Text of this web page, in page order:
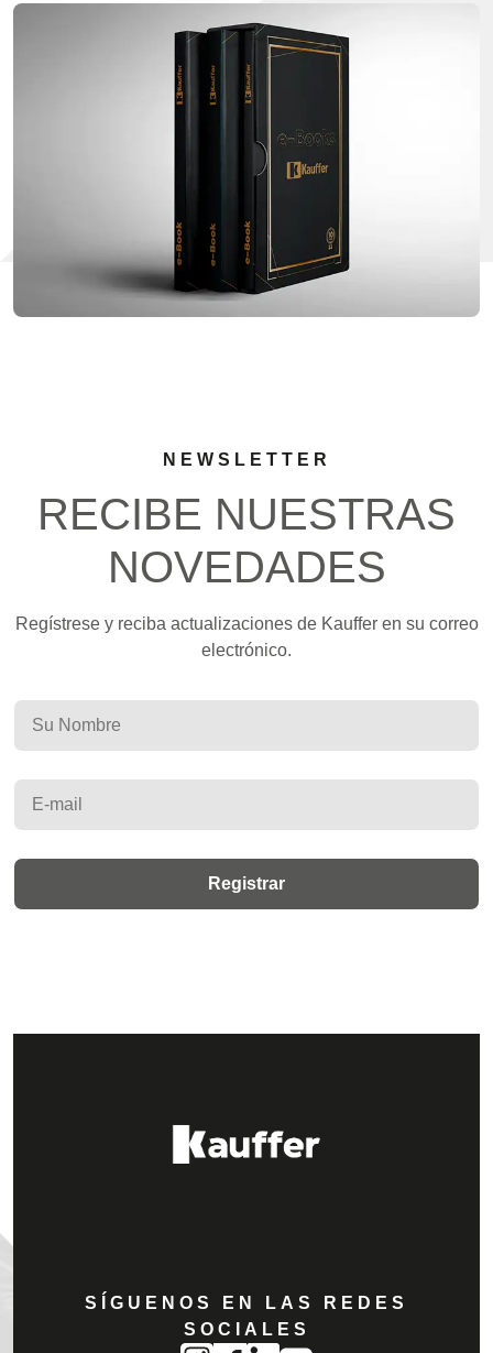
NEWSLETTER
RECIBE NUESTRAS
NOVEDADES
Regístrese y reciba actualizaciones de Kauffer en su correo
electrónico.
SÍGUENOS EN LAS REDES
SOCIALES